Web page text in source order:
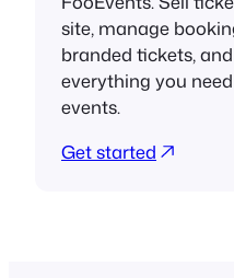
site, manage
branded tickets,
everything you
events.
Get started